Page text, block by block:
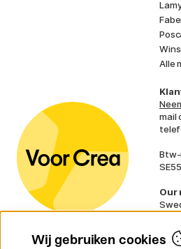
Alle
mail
Btw-
Our
Wij gebruiken cookies